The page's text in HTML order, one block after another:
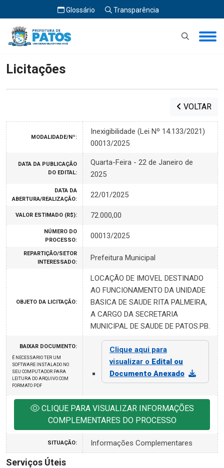
Glossário Transparência
Início Licitações
Licitações
VOLTAR
MODALIDADE/Nº:
Inexigibilidade (Lei Nº 14.133/2021)
00013/2025
DATA DA PUBLICAÇÃO
DO EDITAL:
Quarta-Feira - 22 de Janeiro de
2025
DATA DA
ABERTURA/REALIZAÇÃO:
22/01/2025
VALOR ESTIMADO (R$): 72.000,00
NÚMERO DO
PROCESSO:
00013/2025
REPARTIÇÃO/SETOR
INTERESSADO:
Prefeitura Municipal
OBJETO DA LICITAÇÃO:
LOCAÇÃO DE IMOVEL DESTINADO
AO FUNCIONAMENTO DA UNIDADE
BASICA DE SAUDE RITA PALMEIRA,
A CARGO DA SECRETARIA
MUNICIPAL DE SAUDE DE PATOS.PB.
BAIXAR DOCUMENTO:
É NECESSARIO TER UM
SOFTWARE INSTALADO NO
SEU COMPUTADOR PARA
LEITURA DO ARQUIVO COM
FORMATO PDF
Clique aqui para
visualizar o Edital ou
Documento Anexado
CLIQUE PARA VISUALIZAR INFORMAÇÕES
COMPLEMENTARES DO PROCESSO
SITUAÇÃO: Informações Complementares
Serviços Úteis